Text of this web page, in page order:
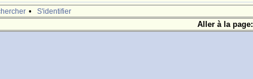
• S'identifier
Aller à la page: